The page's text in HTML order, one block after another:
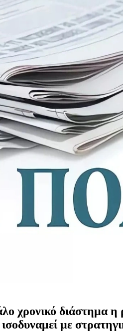
χρονικό διάστημα
με